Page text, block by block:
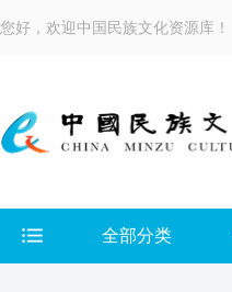
您好，欢迎中国民族文化资源库！
全部分类